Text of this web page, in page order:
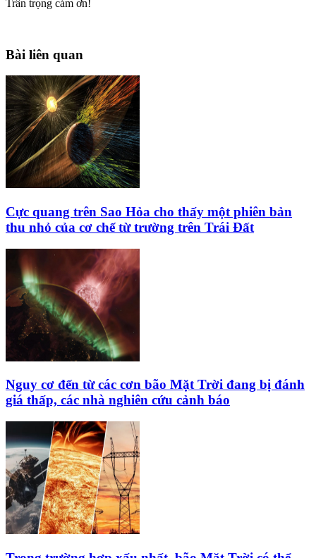
Trân trọng cám ơn!
Bài liên quan
Cực quang trên Sao Hỏa cho thấy một phiên bản
thu nhỏ của cơ chế từ trường trên Trái Đất
Nguy cơ đến từ các cơn bão Mặt Trời đang bị đánh
giá thấp, các nhà nghiên cứu cảnh báo